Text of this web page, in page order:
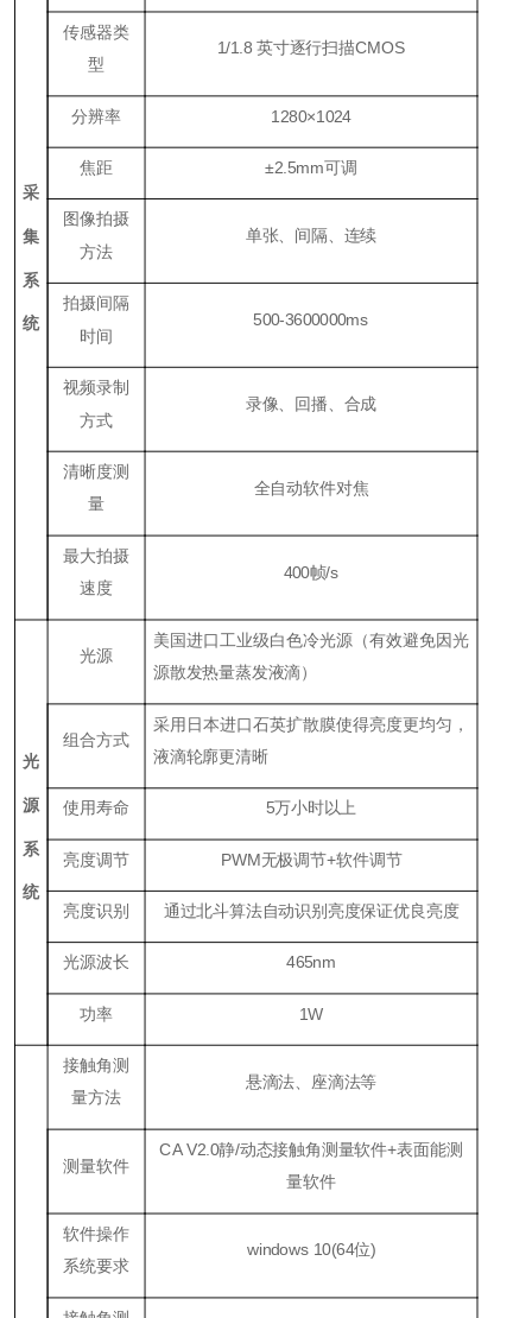
采
集
系
统
传感器类
型
1/1.8 英寸逐行扫描CMOS
分辨率 1280×1024
焦距 ±2 .5mm可调
图像拍摄
方法
单张、间隔、连续
拍摄间隔
时间
500-3600000ms
视频录制
方式
录像、回播、合成
清晰度测
量
全自动软件对焦
最大拍摄
速度
400帧/s
光
源
系
统
光源
美国进口工业级白色冷光源（有效避免因光
源散发热量蒸发液滴）
组合方式
采用日本进口石英扩散膜使得亮度更均匀，
液滴轮廓更清晰
使用寿命 5万小时以上
亮度调节 PWM无极调节+软件调节
亮度识别 通过北斗算法自动识别亮度保证优良亮度
光源波长 465nm
功率 1W
接触角测
量方法
悬滴法、座滴法等
测量软件
CA V2.0静/动态接触角测量软件+表面能测
量软件
软件操作
系统要求
windows 10(64位)